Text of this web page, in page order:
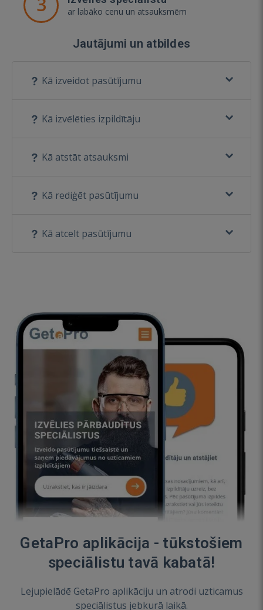
ar labāko cenu un atsauksmēm
Jautājumi un atbildes
Kā izveidot pasūtījumu
Kā izvēlēties izpildītāju
Kā atstāt atsauksmi
Kā rediģēt pasūtījumu
Kā atcelt pasūtījumu
GetaPro aplikācija - tūkstošiem
speciālistu tavā kabatā!
Lejupielādē GetaPro aplikāciju un atrodi uzticamus
speciālistus jebkurā laikā.